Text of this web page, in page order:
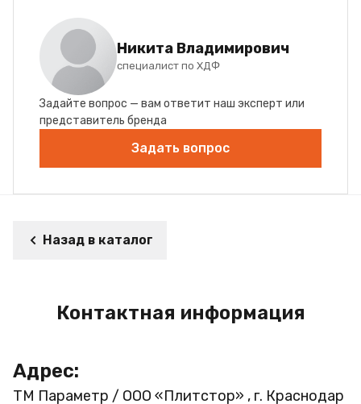
Никита Владимирович
специалист по ХДФ
Задайте вопрос — вам ответит наш эксперт или
представитель бренда
Задать вопрос
Назад в каталог
Контактная информация
Адрес:
ТМ Параметр / ООО «Плитстор» , г. Краснодар